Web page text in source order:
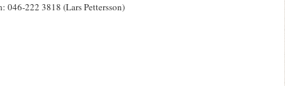
046-222 3818 (Lars Pettersson)